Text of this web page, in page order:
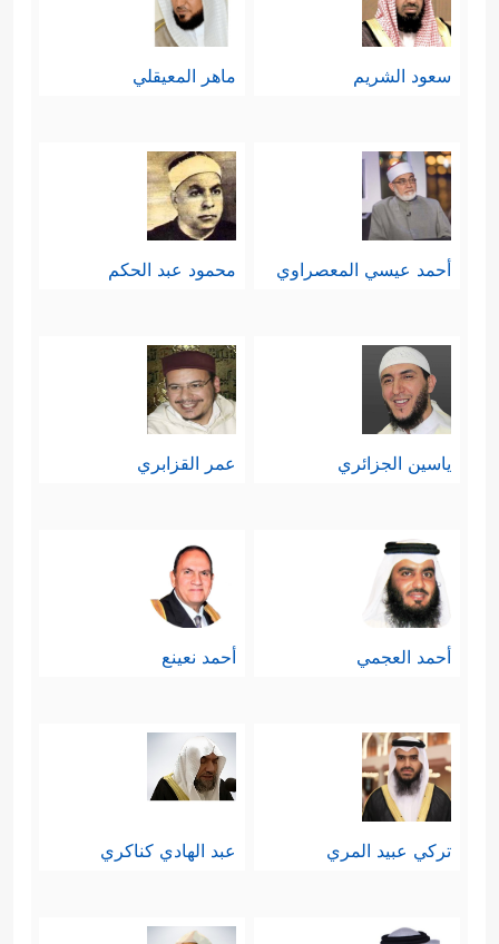
سعود الشريم ماهر المعيقلي
أحمد عيسي المعصراوي محمود عبد الحكم
ياسين الجزائري عمر القزابري
أحمد العجمي أحمد نعينع
تركي عبيد المري عبد الهادي كناكري